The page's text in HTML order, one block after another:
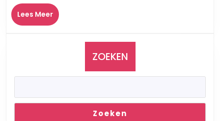
Lees MeerLees
Meer
ZOEKEN
Zoeken